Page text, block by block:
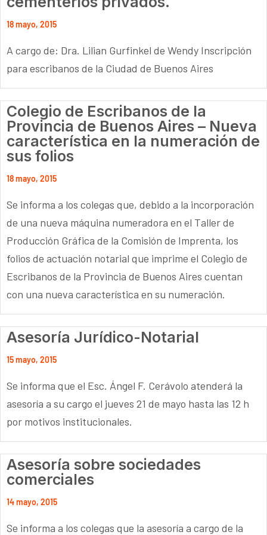
18 mayo, 2015
A cargo de: Dra. Lilian Gurfinkel de Wendy Inscripción
para escribanos de la Ciudad de Buenos Aires
Colegio de Escribanos de la
Provincia de Buenos Aires – Nueva
característica en la numeración de
sus folios
18 mayo, 2015
Se informa a los colegas que, debido a la incorporación
de una nueva máquina numeradora en el Taller de
Producción Gráfica de la Comisión de Imprenta, los
folios de actuación notarial que imprime el Colegio de
Escribanos de la Provincia de Buenos Aires cuentan
con una nueva característica en su numeración.
Asesoría Jurídico-Notarial
15 mayo, 2015
Se informa que el Esc. Ángel F. Cerávolo atenderá la
asesoría a su cargo el jueves 21 de mayo hasta las 12 h
por motivos institucionales.
Asesoría sobre sociedades
comerciales
14 mayo, 2015
Se informa a los colegas que la asesoría a cargo de la